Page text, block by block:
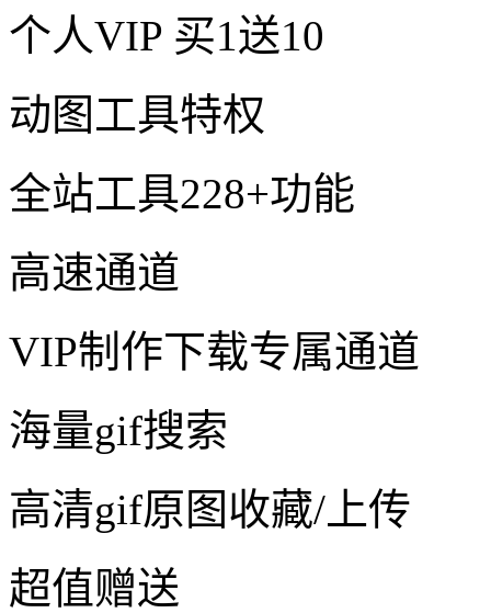
个人VIP 买1送10
动图工具特权
全站工具228+功能
高速通道
VIP制作下载专属通道
海量gif搜索
高清gif原图收藏/上传
超值赠送